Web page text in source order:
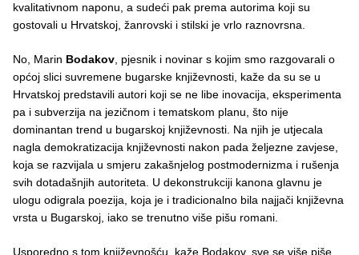
kvalitativnom naponu, a sudeći pak prema autorima koji su
gostovali u Hrvatskoj, žanrovski i stilski je vrlo raznovrsna.
No, Marin Bodakov, pjesnik i novinar s kojim smo razgovarali o
općoj slici suvremene bugarske književnosti, kaže da su se u
Hrvatskoj predstavili autori koji se ne libe inovacija, eksperimenta
pa i subverzija na jezičnom i tematskom planu, što nije
dominantan trend u bugarskoj književnosti. Na njih je utjecala
nagla demokratizacija književnosti nakon pada željezne zavjese,
koja se razvijala u smjeru zakašnjelog postmodernizma i rušenja
svih dotadašnjih autoriteta. U dekonstrukciji kanona glavnu je
ulogu odigrala poezija, koja je i tradicionalno bila najjači književna
vrsta u Bugarskoj, iako se trenutno više pišu romani.
Usporedno s tom književnošću, kaže Bodakov, sve se više piše